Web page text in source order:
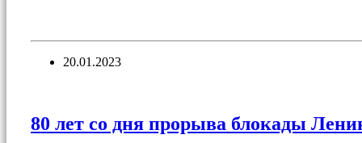
20.01.2023
80 лет со дня прорыва блокады